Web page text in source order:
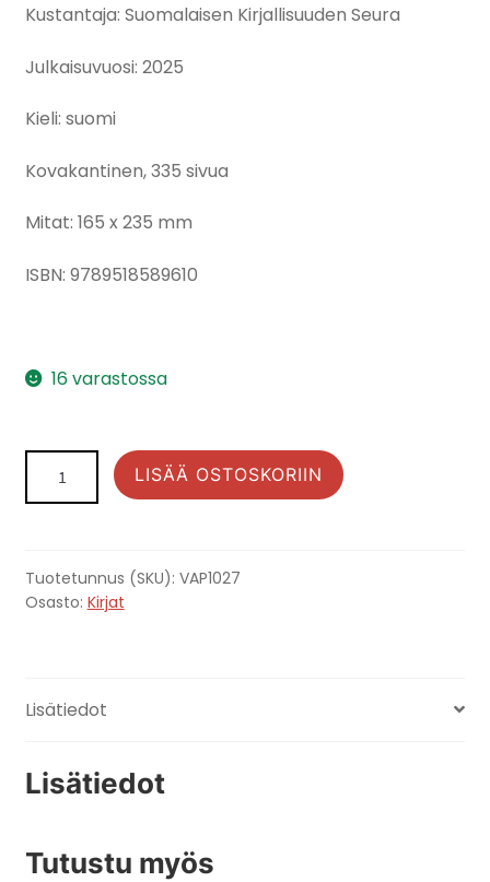
Kustantaja: Suomalaisen Kirjallisuuden Seura
Julkaisuvuosi: 2025
Kieli: suomi
Kovakantinen, 335 sivua
Mitat: 165 x 235 mm
ISBN: 9789518589610
16 varastossa
DNA
menneisyyteen
määrä
LISÄÄ OSTOSKORIIN
Tuotetunnus (SKU): VAP1027
Osasto: Kirjat
Lisätiedot
Lisätiedot
Tutustu myös